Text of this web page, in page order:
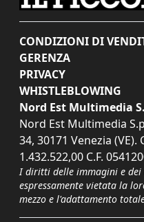
CONDIZIONI DI
GERENZA
PRIVACY
WHISTLEBLOWING
Nord Est Multimedia
Nord Est Multimedia
34, 30171 Venezia (VE).
1.432.522,00 C.F.
I diritti delle immagini e dei
espressamente vietata la
mezzo e l'adattamento